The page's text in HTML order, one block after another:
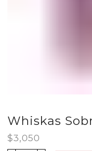
Whiskas
$3,050